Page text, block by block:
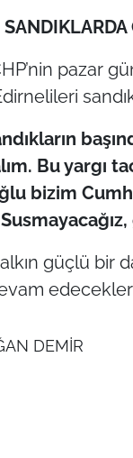
pazar
Bu yargı
bizim
güçlü bir
DEMİR